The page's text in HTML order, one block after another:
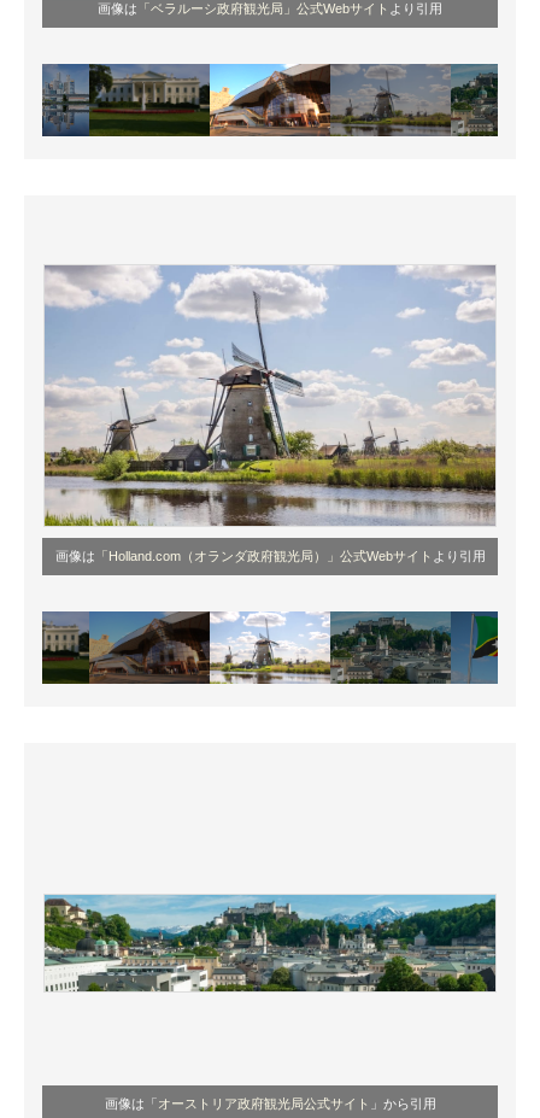
画像は 「ベラルーシ政府観光局」公式Webサイト より引用
画像は 「Holland.com（オランダ政府観光局）」公式Webサイト より引用
画像は「 オーストリア政府観光局公式サイト 」から引用